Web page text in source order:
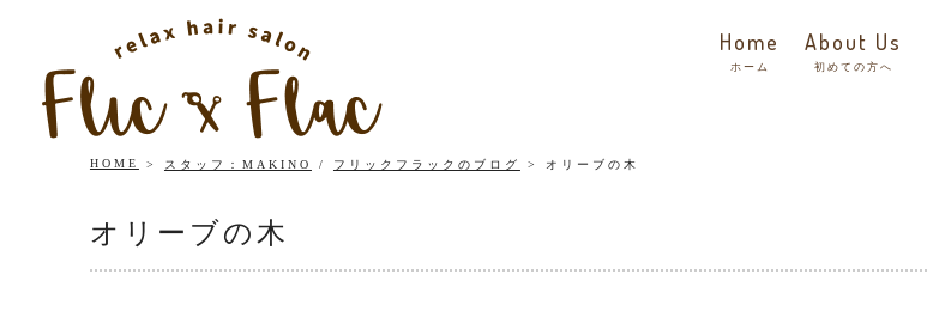
Home
ホーム
About Us
初めての方へ
HOME スタッフ：MAKINO / フリックフラックのブログ オリーブの木
オリーブの木